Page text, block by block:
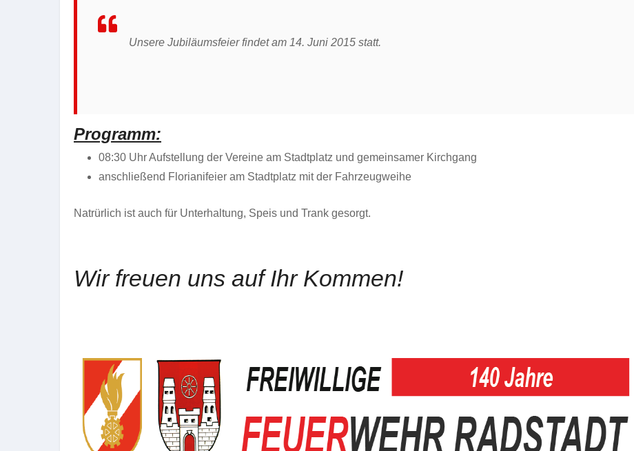
Unsere Jubiläumsfeier findet am 14. Juni 2015 statt.
Programm:
08:30 Uhr Aufstellung der Vereine am Stadtplatz und gemeinsamer Kirchgang
anschließend Florianifeier am Stadtplatz mit der Fahrzeugweihe
Natrürlich ist auch für Unterhaltung, Speis und Trank gesorgt.
Wir freuen uns auf Ihr Kommen!